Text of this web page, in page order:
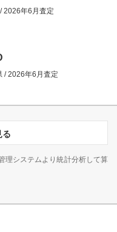
/2026年6月査定
/2026年6月査定
る
理システムより統計分析して算